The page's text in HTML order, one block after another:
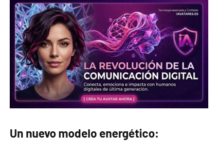
Un nuevo modelo energético: